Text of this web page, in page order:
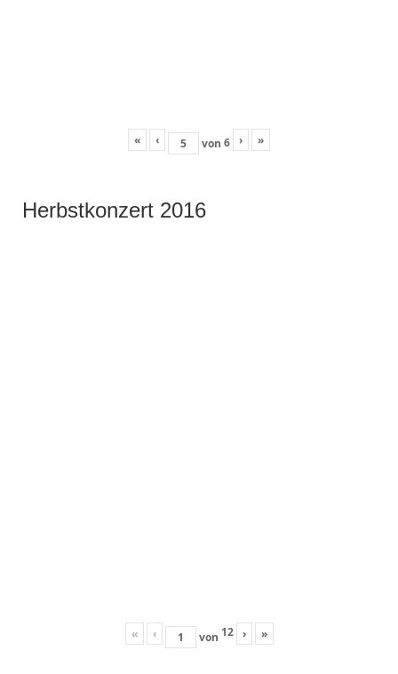
« ‹ von 6 › »
Herbstkonzert 2016
« ‹ von 12 › »